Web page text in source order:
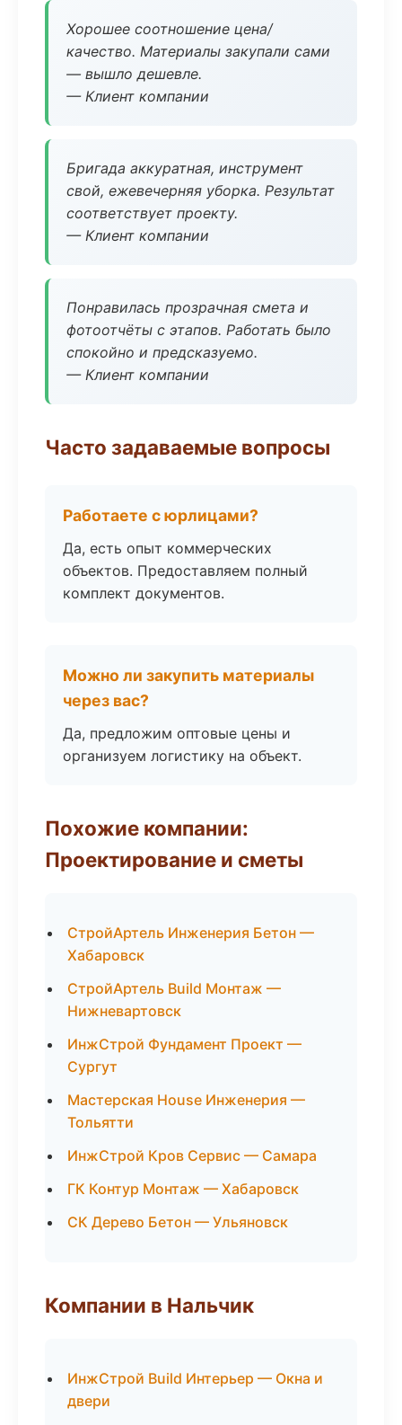
Хорошее соотношение цена/
качество. Материалы закупали сами
— вышло дешевле.
— Клиент компании
Бригада аккуратная, инструмент
свой, ежевечерняя уборка. Результат
соответствует проекту.
— Клиент компании
Понравилась прозрачная смета и
фотоотчёты с этапов. Работать было
спокойно и предсказуемо.
— Клиент компании
Часто задаваемые вопросы
Работаете с юрлицами?
Да, есть опыт коммерческих
объектов. Предоставляем полный
комплект документов.
Можно ли закупить материалы
через вас?
Да, предложим оптовые цены и
организуем логистику на объект.
Похожие компании:
Проектирование и сметы
СтройАртель Инженерия Бетон —
Хабаровск
СтройАртель Build Монтаж —
Нижневартовск
ИнжСтрой Фундамент Проект —
Сургут
Мастерская House Инженерия —
Тольятти
ИнжСтрой Кров Сервис — Самара
ГК Контур Монтаж — Хабаровск
СК Дерево Бетон — Ульяновск
Компании в Нальчик
ИнжСтрой Build Интерьер — Окна и
двери